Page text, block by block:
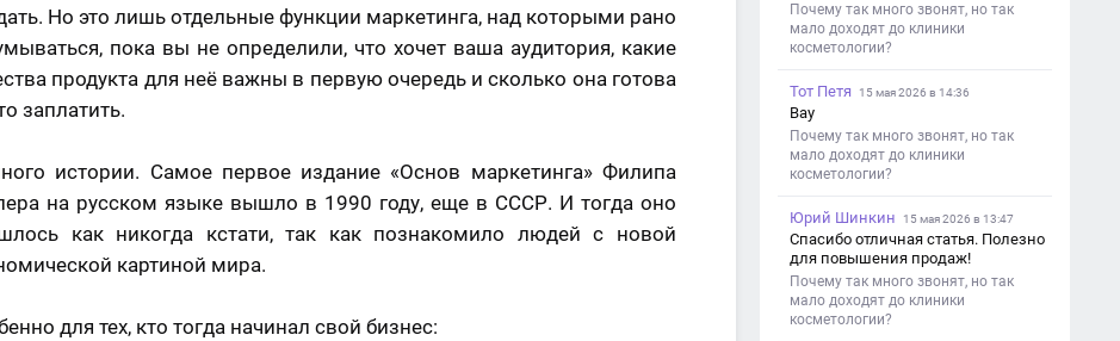
Но это лишь отдельные функции маркетинга, над которыми рано
пока вы не определили, что хочет ваша аудитория, какие
продукта для неё важны в первую очередь и сколько она готова
заплатить.
истории. Самое первое издание «Основ маркетинга» Филипа
на русском языке вышло в 1990 году, еще в СССР. И тогда оно
как никогда кстати, так как познакомило людей с новой
картиной мира.
для тех, кто тогда начинал свой бизнес:
Почему так много звонят, но так
мало доходят до клиники
косметологии?
Тот Петя 15 мая 2026 в 14:36
Вау
Почему так много звонят, но так
мало доходят до клиники
косметологии?
Юрий Шинкин 15 мая 2026 в 13:47
Спасибо отличная статья. Полезно
для повышения продаж!
Почему так много звонят, но так
мало доходят до клиники
косметологии?